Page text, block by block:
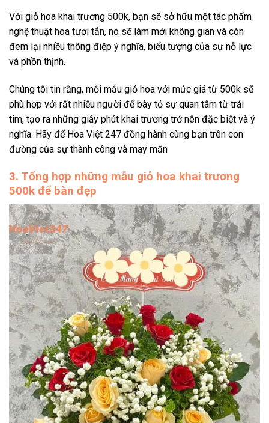
Với giỏ hoa khai trương 500k, bạn sẽ sở hữu một tác phẩm
nghệ thuật hoa tươi tắn, nó sẽ làm mới không gian và còn
đem lại nhiều thông điệp ý nghĩa, biểu tượng của sự nỗ lực
và phồn thịnh.
Chúng tôi tin rằng, mỗi mẫu giỏ hoa với mức giá từ 500k sẽ
phù hợp với rất nhiều người để bày tỏ sự quan tâm từ trái
tim, tạo ra những giây phút khai trương trở nên đặc biệt và ý
nghĩa. Hãy để Hoa Việt 247 đồng hành cùng bạn trên con
đường của sự thành công và may mắn
3. Tổng hợp những mẫu giỏ hoa khai trương
500k để bàn đẹp